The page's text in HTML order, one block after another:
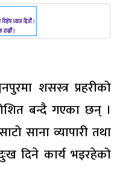
शसस्त्र प्रहरीको
बन्दै गएका छन् ।
साना व्यापारी तथा
दिने कार्य भइरहेको